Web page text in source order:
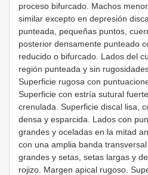
proceso bifurcado. Machos
similar excepto en depresión
punteada, pequeñas puntos,
posterior densamente punteado
reducido o bifurcado. Lados del
región punteada y sin
Superficie rugosa con
Superficie con estría sutural
crenulada. Superficie discal lisa,
densa y esparcida. Lados con
grandes y oceladas en la mitad
con una amplia banda
grandes y setas, setas largas y
rojizo. Margen apical rugoso.